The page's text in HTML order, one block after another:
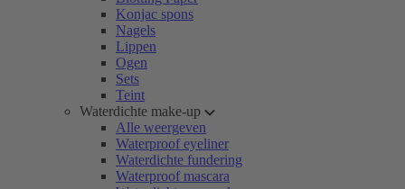
Konjac spons
Nagels
Lippen
Ogen
Sets
Teint
Waterdichte make-up
Alle weergeven
Waterproof eyeliner
Waterdichte fundering
Waterproof mascara